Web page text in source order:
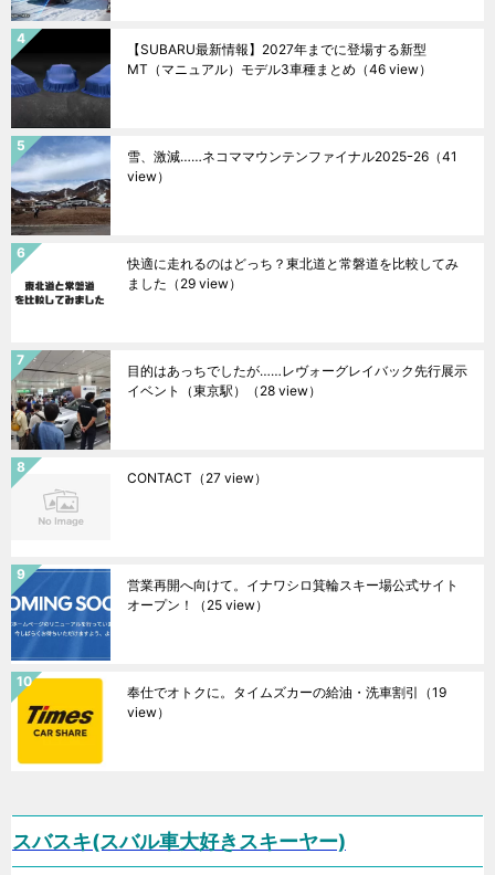
【SUBARU最新情報】2027年までに登場する新型
MT（マニュアル）モデル3車種まとめ （46 view）
雪、激減……ネコママウンテンファイナル2025ｰ26 （41
view）
快適に走れるのはどっち？東北道と常磐道を比較してみ
ました （29 view）
目的はあっちでしたが……レヴォーグレイバック先行展示
イベント（東京駅）
（28 view）
CONTACT （27 view）
営業再開へ向けて。イナワシロ箕輪スキー場公式サイト
オープン！
（25 view）
奉仕でオトクに。タイムズカーの給油・洗車割引 （19
view）
スバスキ(スバル車大好きスキーヤー)